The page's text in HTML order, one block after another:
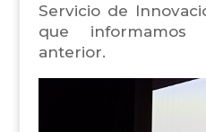
Servicio de
que
anterior.